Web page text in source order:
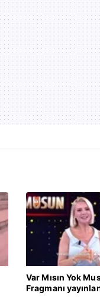
Var Mısın Yok
Fragmanı